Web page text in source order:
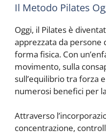
Il Metodo Pilates
Oggi, il Pilates è
apprezzata da persone
forma fisica. Con
movimento, sulla
sull’equilibrio tra forza
numerosi benefici per
Attraverso
concentrazione,